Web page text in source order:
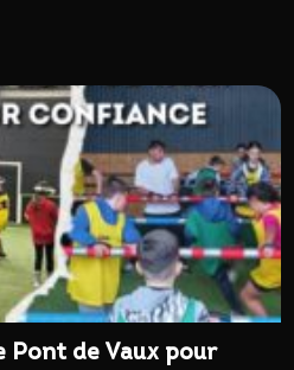
Pont de Vaux pour